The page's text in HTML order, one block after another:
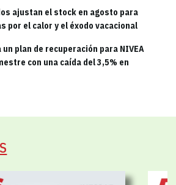
ajustan el stock en agosto para
por el calor y el éxodo vacacional
plan de recuperación para NIVEA
con una caída del 3,5% en